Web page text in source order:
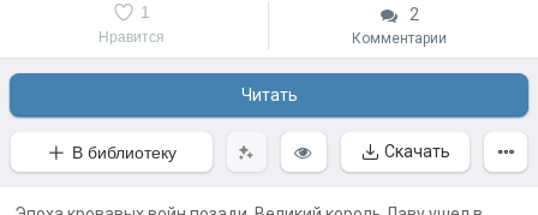
Нравится
1 2
Комментарии
Читать
В библиотеку Скачать